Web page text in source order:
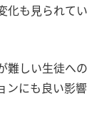
化も見られてい
難しい生徒への
ンにも良い影響